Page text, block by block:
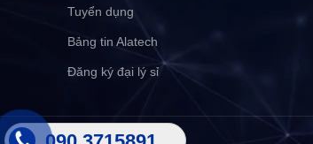
Tuyển dụng
Bảng tin Alatech
Đăng ký đại lý sỉ